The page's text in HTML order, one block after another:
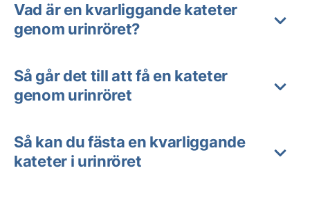
Vad är en kvarliggande kateter
genom urinröret?
Så går det till att få en kateter
genom urinröret
Så kan du fästa en kvarliggande
kateter i urinröret